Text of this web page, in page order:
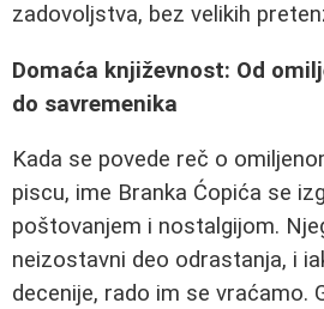
zadovoljstva, bez velikih
Domaća književnost: Od
do savremenika
Kada se povede reč o
piscu, ime Branka Ćopića se
poštovanjem i nostalgijom.
neizostavni deo odrastanja, i
decenije, rado im se vraćamo.